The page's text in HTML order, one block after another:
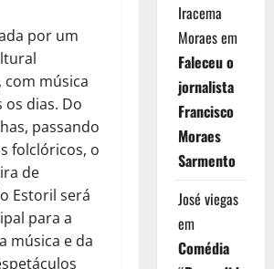
por um
com música
dias. Do
passando
folclóricos, o
de
Estoril será
para a
música e da
Iracema
Moraesem
Faleceu o
jornalista
Francisco
Moraes
Sarmento
José viegas
em
Comédia